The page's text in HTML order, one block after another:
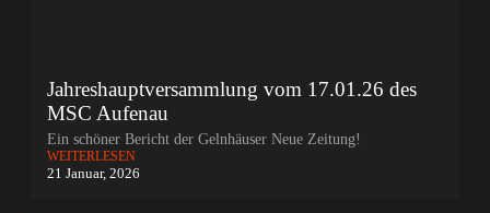
Jahreshauptversammlung vom 17.01.26 des
MSC Aufenau
Ein schöner Bericht der Gelnhäuser Neue Zeitung!
WEITERLESEN
21 Januar, 2026